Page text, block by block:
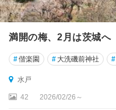
満開の梅、2月は茨城へ
#偕楽園 # 大洗磯前神社 #
水戸
42 2026/02/26～